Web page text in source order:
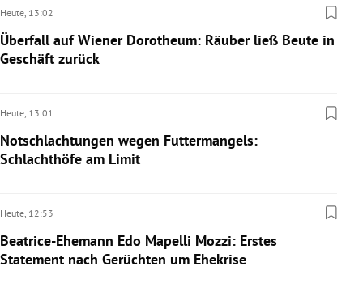
Heute, 13:02
Überfall auf Wiener Dorotheum: Räuber ließ Beute in
Geschäft zurück
Heute, 13:01
Notschlachtungen wegen Futtermangels:
Schlachthöfe am Limit
Heute, 12:53
Beatrice-Ehemann Edo Mapelli Mozzi: Erstes
Statement nach Gerüchten um Ehekrise